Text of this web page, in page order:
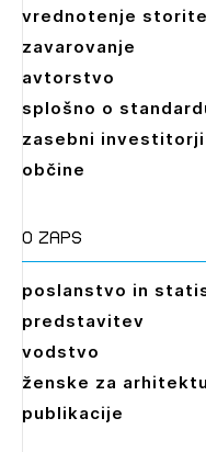
vrednotenje
zavarovanje
avtorstvo
splošno o
zasebni investitorji
občine
O zaps
poslanstvo in
predstavitev
vodstvo
ženske za
publikacije